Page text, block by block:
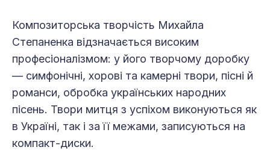
Композиторська творчість Михайла
Степаненка відзначається високим
професіоналізмом: у його творчому доробку
— симфонічні, хорові та камерні твори, пісні й
романси, обробка українських народних
пісень. Твори митця з успіхом виконуються як
в Україні, так і за її межами, записуються на
компакт-диски.